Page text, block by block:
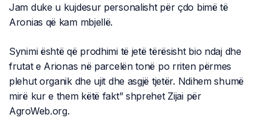
Jam duke u kujdesur personalisht për çdo bimë të
Aronias që kam mbjellë.
Synimi është që prodhimi të jetë tërësisht bio ndaj dhe
frutat e Arionas në parcelën tonë po rriten përmes
plehut organik dhe ujit dhe asgjë tjetër. Ndihem shumë
mirë kur e them këtë fakt” shprehet Zijai për
AgroWeb.org.